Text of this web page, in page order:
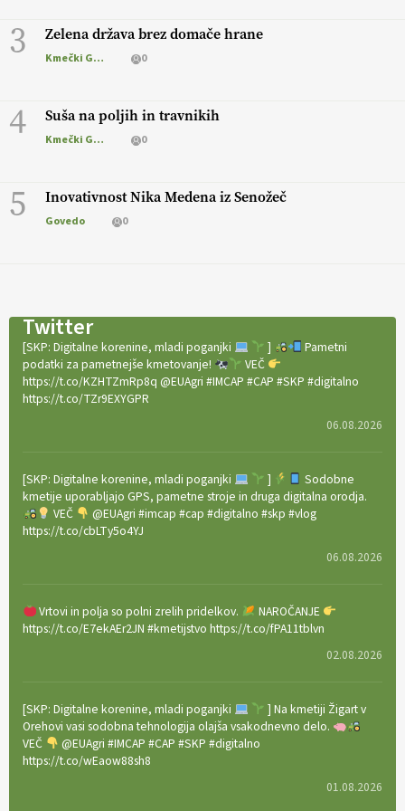
3 Zelena država brez domače hrane
Kmečki Glas 0
4 Suša na poljih in travnikih
Kmečki Glas 0
5 Inovativnost Nika Medena iz Senožeč
Govedo 0
Twitter
[SKP: Digitalne korenine, mladi poganjki ]
Pametni
podatki za pametnejše kmetovanje!
VEČ
https://t.co/KZHTZmRp8q @EUAgri #IMCAP #CAP #SKP #digitalno
https://t.co/TZr9EXYGPR
06.08.2026
[SKP: Digitalne korenine, mladi poganjki ]
Sodobne
kmetije uporabljajo GPS, pametne stroje in druga digitalna orodja.
VEČ
@EUAgri #imcap #cap #digitalno #skp #vlog
https://t.co/cbLTy5o4YJ
06.08.2026
Vrtovi in polja so polni zrelih pridelkov.
NAROČANJE
https://t.co/E7ekAEr2JN #kmetijstvo https://t.co/fPA11tblvn
02.08.2026
[SKP: Digitalne korenine, mladi poganjki
] Na kmetiji Žigart v
Orehovi vasi sodobna tehnologija olajša vsakodnevno delo.
VEČ
@EUAgri #IMCAP #CAP #SKP #digitalno
https://t.co/wEaow88sh8
01.08.2026